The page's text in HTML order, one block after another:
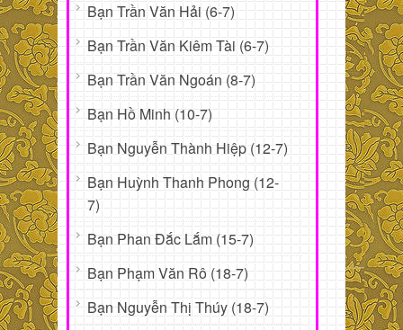
Bạn Trần Văn Hải (6-7)
Bạn Trần Văn Kiêm Tài (6-7)
Bạn Trần Văn Ngoán (8-7)
Bạn Hồ Minh (10-7)
Bạn Nguyễn Thành Hiệp (12-7)
Bạn Huỳnh Thanh Phong (12-
7)
Bạn Phan Đắc Lắm (15-7)
Bạn Phạm Văn Rô (18-7)
Bạn Nguyễn Thị Thúy (18-7)